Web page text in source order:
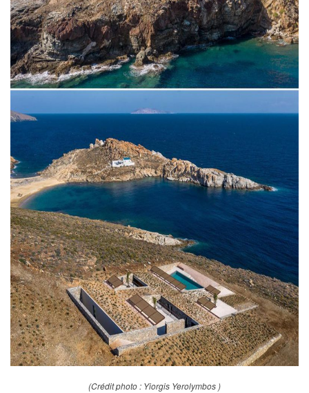
(Crédit photo : Yiorgis Yerolymbos )